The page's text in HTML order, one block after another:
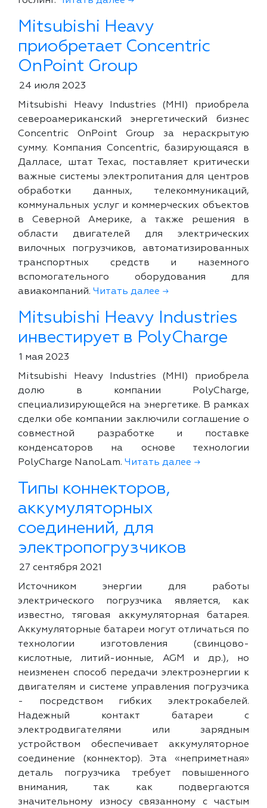
Mitsubishi Heavy
приобретает Concentric
OnPoint Group
24 июля 2023
Mitsubishi Heavy Industries (MHI) приобрела
североамериканский энергетический бизнес
Concentric OnPoint Group за нераскрытую
сумму. Компания Concentric, базирующаяся в
Далласе, штат Техас, поставляет критически
важные системы электропитания для центров
обработки данных, телекоммуникаций,
коммунальных услуг и коммерческих объектов
в Северной Америке, а также решения в
области двигателей для электрических
вилочных погрузчиков, автоматизированных
транспортных средств и наземного
вспомогательного оборудования для
авиакомпаний. Читать далее →
Mitsubishi Heavy Industries
инвестирует в PolyCharge
1 мая 2023
Mitsubishi Heavy Industries (MHI) приобрела
долю в компании PolyCharge,
специализирующейся на энергетике. В рамках
сделки обе компании заключили соглашение о
совместной разработке и поставке
конденсаторов на основе технологии
PolyCharge NanoLam. Читать далее →
Типы коннекторов,
аккумуляторных
соединений, для
электропогрузчиков
27 сентября 2021
Источником энергии для работы
электрического погрузчика является, как
известно, тяговая аккумуляторная батарея.
Аккумуляторные батареи могут отличаться по
технологии изготовления (свинцово-
кислотные, литий-ионные, AGM и др.), но
неизменен способ передачи электроэнергии к
двигателям и системе управления погрузчика
- посредством гибких электрокабелей.
Надежный контакт батареи с
электродвигателями или зарядным
устройством обеспечивает аккумуляторное
соединение (коннектор). Эта «неприметная»
деталь погрузчика требует повышенного
внимания, так как подвергаются
значительному износу связанному с частым